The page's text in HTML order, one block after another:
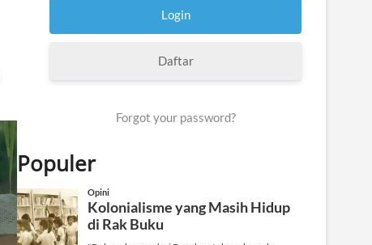
Daftar
Forgot your password?
Populer